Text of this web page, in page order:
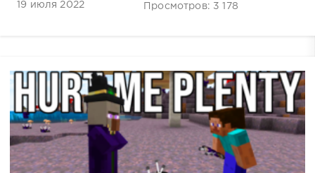
19 июля 2022 Просмотров: 3 178